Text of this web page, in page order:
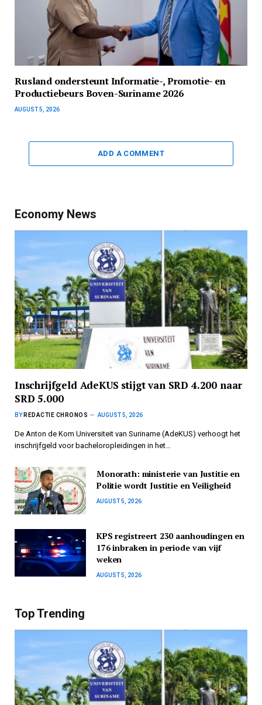
Rusland ondersteunt Informatie-, Promotie- en
Productiebeurs Boven-Suriname 2026
AUGUST 5, 2026
ADD A COMMENT
Economy News
Inschrijfgeld AdeKUS stijgt van SRD 4.200 naar
SRD 5.000
BY REDACTIE CHRONOS AUGUST 5, 2026
De Anton de Kom Universiteit van Suriname (AdeKUS) verhoogt het
inschrijfgeld voor bacheloropleidingen in het…
Monorath: ministerie van Justitie en
Politie wordt Justitie en Veiligheid
AUGUST 5, 2026
KPS registreert 230 aanhoudingen en
176 inbraken in periode van vijf
weken
AUGUST 5, 2026
Top Trending